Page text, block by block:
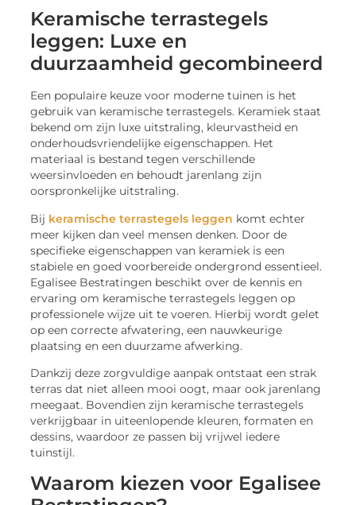
Keramische terrastegels
leggen: Luxe en
duurzaamheid gecombineerd
Een populaire keuze voor moderne tuinen is het
gebruik van keramische terrastegels. Keramiek staat
bekend om zijn luxe uitstraling, kleurvastheid en
onderhoudsvriendelijke eigenschappen. Het
materiaal is bestand tegen verschillende
weersinvloeden en behoudt jarenlang zijn
oorspronkelijke uitstraling.
Bij keramische terrastegels leggen komt echter
meer kijken dan veel mensen denken. Door de
specifieke eigenschappen van keramiek is een
stabiele en goed voorbereide ondergrond essentieel.
Egalisee Bestratingen beschikt over de kennis en
ervaring om keramische terrastegels leggen op
professionele wijze uit te voeren. Hierbij wordt gelet
op een correcte afwatering, een nauwkeurige
plaatsing en een duurzame afwerking.
Dankzij deze zorgvuldige aanpak ontstaat een strak
terras dat niet alleen mooi oogt, maar ook jarenlang
meegaat. Bovendien zijn keramische terrastegels
verkrijgbaar in uiteenlopende kleuren, formaten en
dessins, waardoor ze passen bij vrijwel iedere
tuinstijl.
Waarom kiezen voor Egalisee